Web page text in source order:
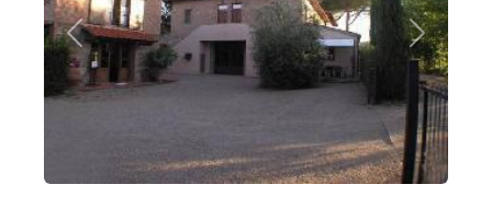
Zurück Weiter